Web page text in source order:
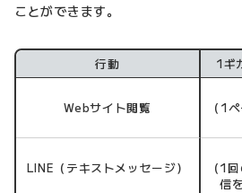
ことができます。
行動 1ギ
Webサイト閲覧
（1
LINE（テキストメッセージ）
（1
信